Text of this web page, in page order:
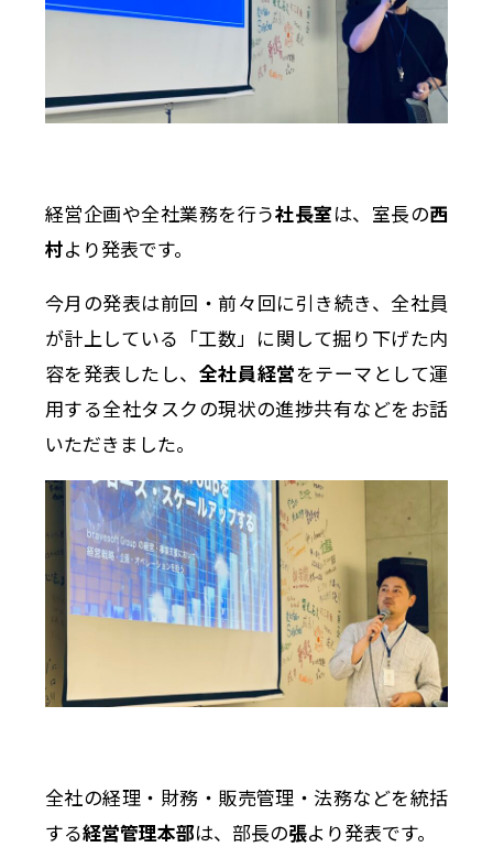
経営企画や全社業務を行う社長室は、室長の西
村より発表です。
今月の発表は前回・前々回に引き続き、全社員
が計上している「工数」に関して掘り下げた内
容を発表したし、 全社員経営をテーマとして運
用する全社タスクの現状の進捗共有などをお話
いただきました。
全社の経理・財務・販売管理・法務などを統括
する経営管理本部は、部長の張より発表です。